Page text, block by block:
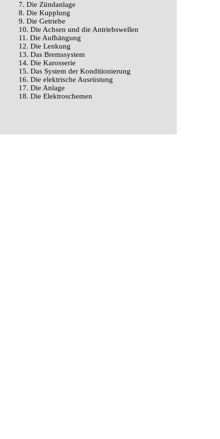
7. Die Zündanlage
8. Die Kupplung
9. Die Getriebe
10. Die Achsen und die Antriebswellen
11. Die Aufhängung
12. Die Lenkung
13. Das Bremssystem
14. Die Karosserie
15. Das System der Konditionierung
16. Die elektrische Ausrüstung
17. Die Anlage
18. Die Elektroschemen